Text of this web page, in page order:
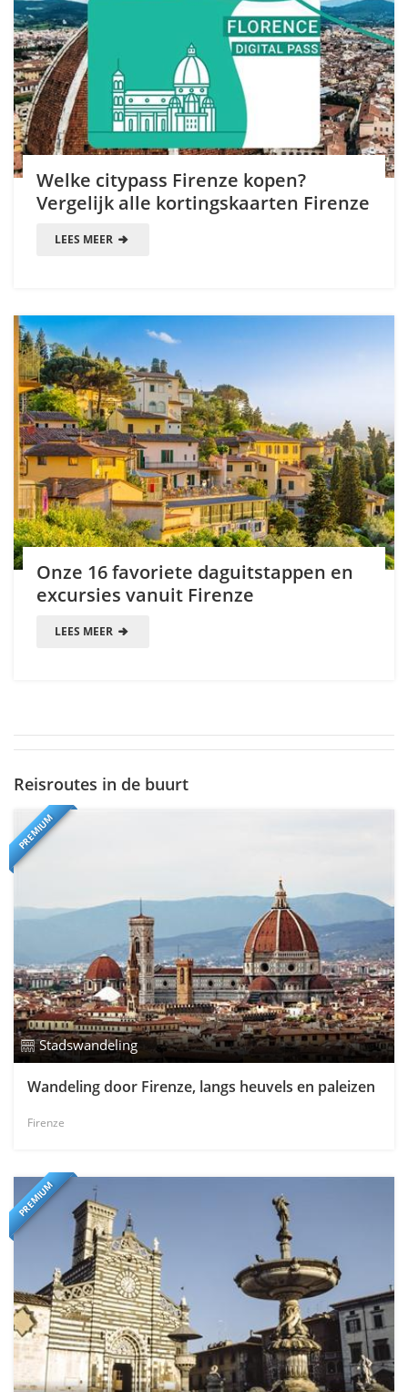
Welke citypass Firenze kopen?
Vergelijk alle kortingskaarten Firenze
LEES MEER
Onze 16 favoriete daguitstappen en
excursies vanuit Firenze
LEES MEER
Reisroutes in de buurt
PREMIUM
Stadswandeling
Wandeling door Firenze, langs heuvels en paleizen
Firenze
PREMIUM